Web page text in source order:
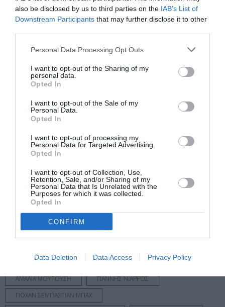
also be disclosed by us to third parties on the IAB’s List of
Downstream Participants that may further disclose it to other
Personal Data Processing Opt Outs
I want to opt-out of the Sharing of my
personal data.
Opted In
I want to opt-out of the Sale of my
Personal Data.
Opted In
I want to opt-out of processing my
Personal Data for Targeted Advertising.
Opted In
I want to opt-out of Collection, Use,
Retention, Sale, and/or Sharing of my
Personal Data that Is Unrelated with the
Purposes for which it was collected.
Opted In
CONFIRM
Data Deletion Data Access Privacy Policy
ενώ η μουσική διδασκαλία τουΧαράλαμπου Γωγιού
μεταγράφει την προφορική πολυφωνία των ηρώων
προσήλωση τους στροβιλισμούς της σκέψης του
Μπέρνχαρντ, πλάθοντας ένα παλλόμενο και οργιώδες
γλωσσικό σύμπαν που με άνεση μεταγγίζεται στη
Διαβάστε επίσης:
Έκτορα Λυγίζου επιστρέφει στην Εναλλακτική Σκηνή ΕΛΣ
μάθετε πρώτοι όλες τις ειδήσεις
Δείτε όλα τατελευταία νέαγια την Τέχνη και τον
Πολιτισμό στο
Νέοι Διαγωνισμοί❯
Tags
ΑΜΑΛΙΑ ΜΟΥΤΟΥΣΗ
ΓΙΑΝΝΗΣ ΝΙΑΡΡΟΣ
ΓΙΟΧΑΝ ΣΕΜΠΑΣΤΙΑΝ ΜΠΑΧ